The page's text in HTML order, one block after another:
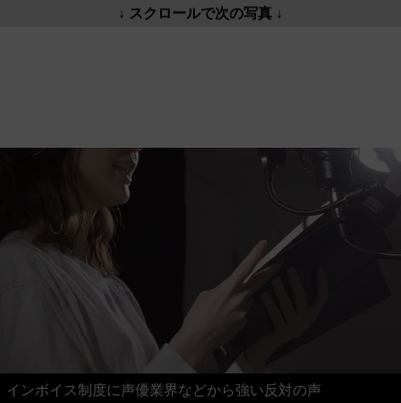
↓ スクロールで次の写真 ↓
インボイス制度に声優業界などから強い反対の声